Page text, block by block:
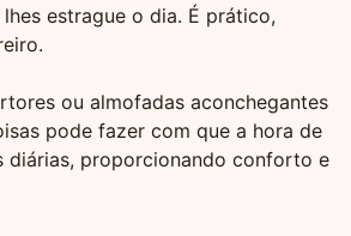
estrague o dia. É prático,
ou almofadas aconchegantes
pode fazer com que a hora de
diárias, proporcionando conforto e